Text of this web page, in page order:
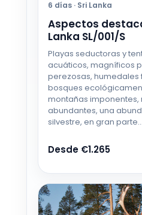
6 OCT - 16
Desde
7 OCT - 17
Desde
8 OCT - 18
Desde
Desde
6 días · Sri Lanka
Aspectos
Lanka SL/001/S
Playas seductoras y
acuáticos, magníficos
perezosas, humedales
bosques
montañas imponentes,
abundantes, una
silvestre, en gran parte…
Desde €1.265